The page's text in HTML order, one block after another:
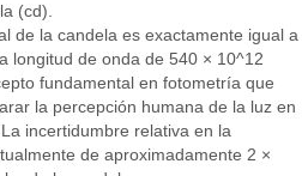
(cd).
de la candela es exactamente igual a
longitud de onda de 540 × 10^12
fundamental en fotometría que
la percepción humana de la luz en
incertidumbre relativa en la
de aproximadamente 2 ×